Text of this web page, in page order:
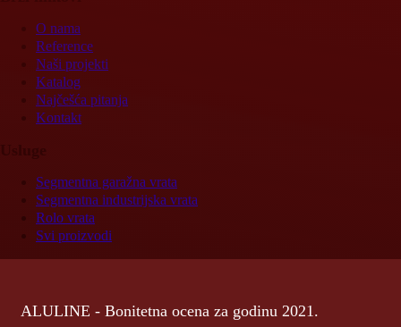
O nama
Reference
Naši projekti
Katalog
Najčešća pitanja
Kontakt
Segmentna garažna vrata
Segmentna industrijska vrata
Rolo vrata
Svi proizvodi
ALULINE - Bonitetna ocena za godinu 2021.